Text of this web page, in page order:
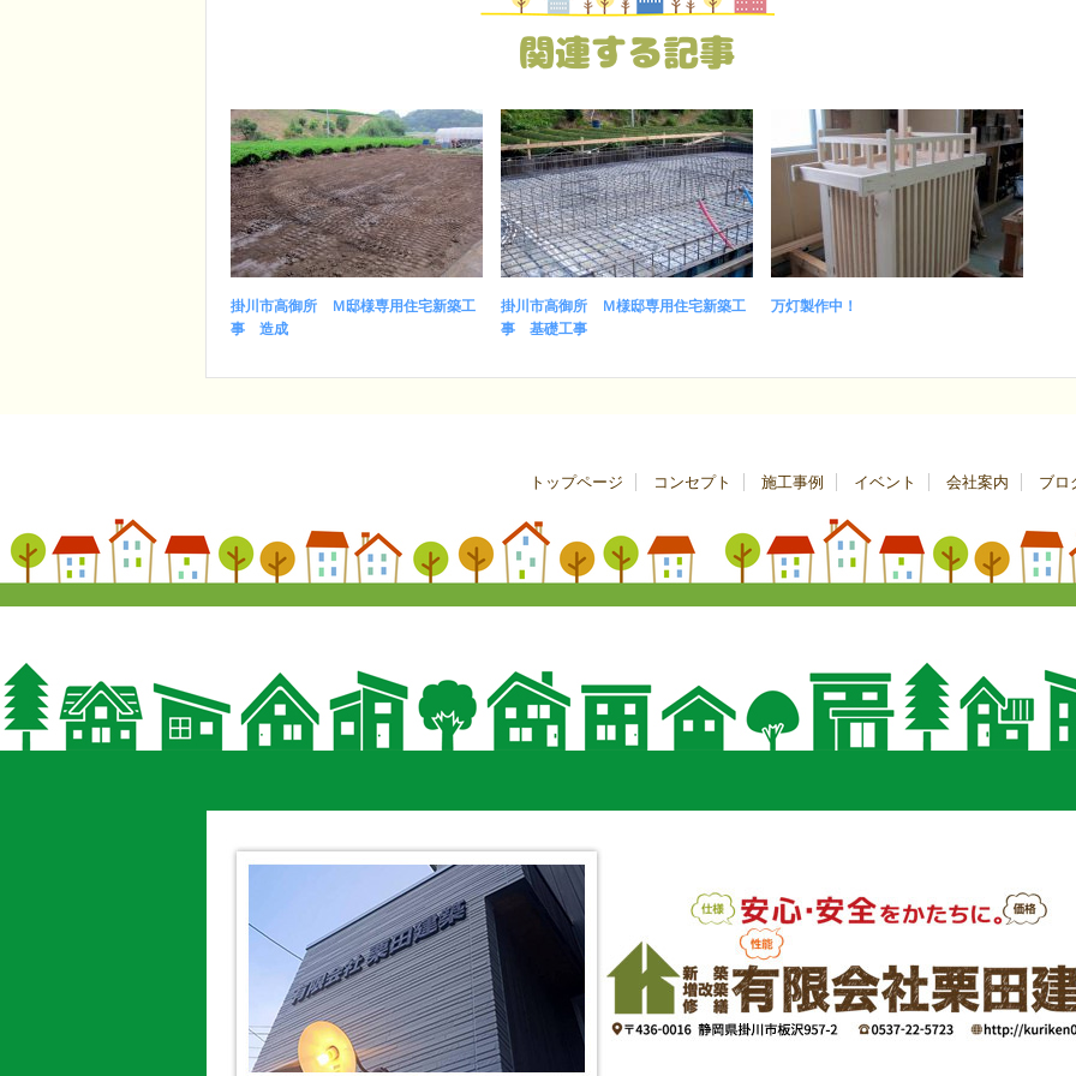
関連する記事
掛川市高御所 Ｍ邸様専用住宅新築工
事 造成
掛川市高御所 Ｍ様邸専用住宅新築工
事 基礎工事
万灯製作中！
トップページ コンセプト 施工事例 イベント 会社案内 ブロ